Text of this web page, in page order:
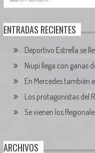
ENTRADAS RECIENTES
Deportivo Estrella se
Niupi llega con ganas
En Mercedes también
Los protagonistas del
Se vienen los
ARCHIVOS